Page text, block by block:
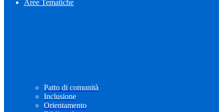
Aree Tematiche
Patto di comunità
Inclusione
Orientamento